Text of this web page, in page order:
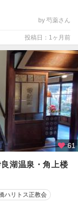
by 芍薬さん
投稿日：1ヶ月前
61
湖温泉・角上楼
ハリトス正教会